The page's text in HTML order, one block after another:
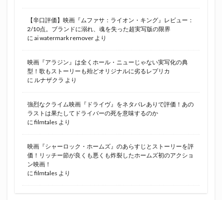
【辛口評価】映画『ムファサ：ライオン・キング』レビュー：
2/10点。ブランドに溺れ、魂を失った超実写版の限界
に ai watermark remover より
映画『アラジン』は全くホール・ニューじゃない実写化の典
型！歌もストーリーも殆どオリジナルに劣るレプリカ
に ルナザクラ より
強烈なクライム映画『ドライヴ』をネタバレありで評価！あの
ラストは果たしてドライバーの死を意味するのか
に filmtales より
映画『シャーロック・ホームズ』のあらすじとストーリーを評
価！リッチー節が良くも悪くも炸裂したホームズ初のアクショ
ン映画！
に filmtales より